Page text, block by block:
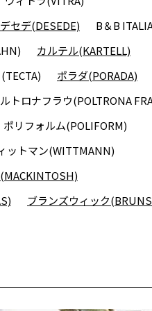
デセデ(DESEDE)
B＆B
カルテル(KARTELL)
ポラダ(PORADA)
トロナフラウ(POLTRONA
ポリフォルム(POLIFORM)
ットマン(WITTMANN)
ブランズウィック